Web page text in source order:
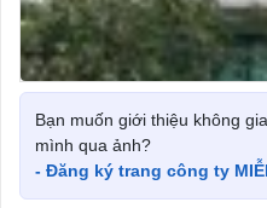
Bạn muốn giới thiệu không
mình qua ảnh?
- Đăng ký trang công ty